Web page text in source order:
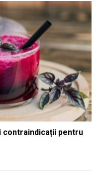
contraindicații pentru